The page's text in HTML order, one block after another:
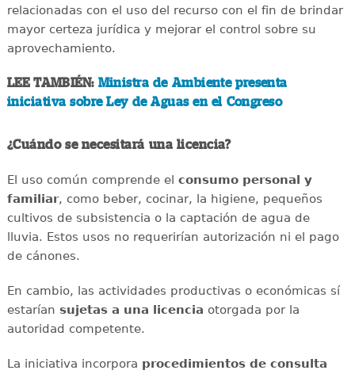
relacionadas con el uso del recurso con el fin de brindar
mayor certeza jurídica y mejorar el control sobre su
aprovechamiento.
LEE TAMBIÉN: Ministra de Ambiente presenta
iniciativa sobre Ley de Aguas en el Congreso
¿Cuándo se necesitará una licencia?
El uso común comprende el consumo personal y
familiar, como beber, cocinar, la higiene, pequeños
cultivos de subsistencia o la captación de agua de
lluvia. Estos usos no requerirían autorización ni el pago
de cánones.
En cambio, las actividades productivas o económicas sí
estarían sujetas a una licencia otorgada por la
autoridad competente.
La iniciativa incorpora procedimientos de consulta